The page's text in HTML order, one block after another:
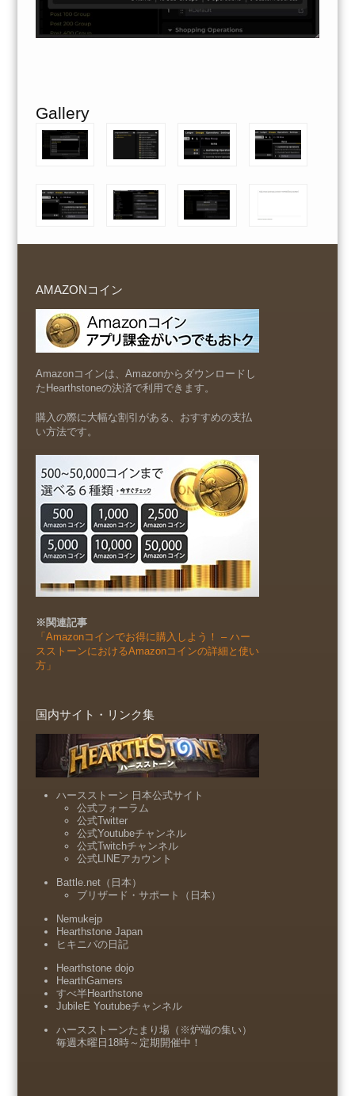
Gallery
AMAZONコイン
Amazonコインは、Amazonからダウンロードし
たHearthstoneの決済で利用できます。
購入の際に大幅な割引がある、おすすめの支払
い方法です。
※関連記事
「Amazonコインでお得に購入しよう！ – ハー
スストーンにおけるAmazonコインの詳細と使い
方」
国内サイト・リンク集
ハースストーン 日本公式サイト
公式フォーラム
公式Twitter
公式Youtubeチャンネル
公式Twitchチャンネル
公式LINEアカウント
Battle.net（日本）
ブリザード・サポート（日本）
Nemukejp
Hearthstone Japan
ヒキニパの日記
Hearthstone dojo
HearthGamers
すべ半Hearthstone
JubileE Youtubeチャンネル
ハースストーンたまり場（※炉端の集い）
毎週木曜日18時～定期開催中！